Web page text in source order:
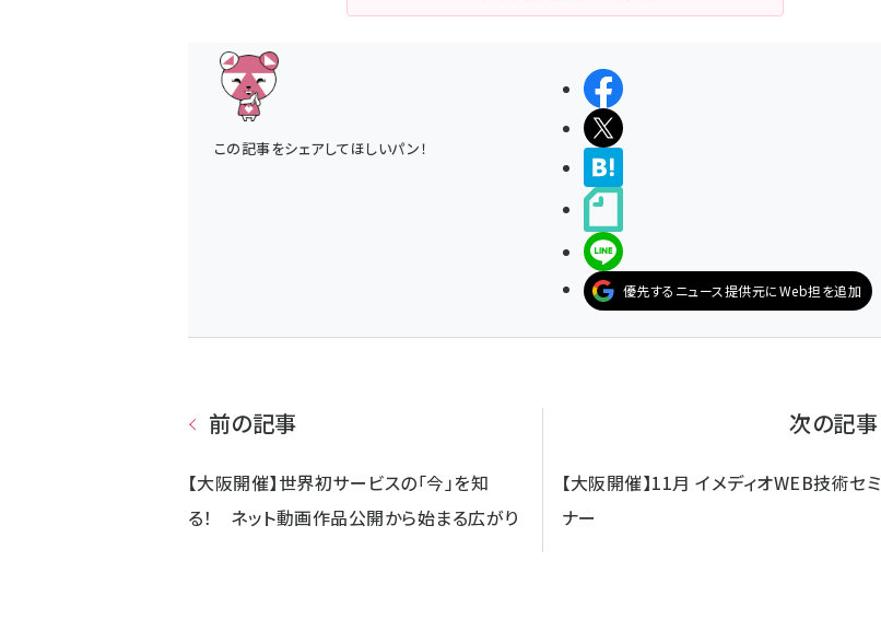
この記事をシェアしてほしいパン！
シェアする
ポストする
LINEで送る
優先するニュース提供元にWeb担を追加
前の記事
【大阪開催】世界初サービスの「今」を知
る！ ネット動画作品公開から始まる広がり
次の記事
【大阪開催】11月 イメディオWEB技術セミ
ナー